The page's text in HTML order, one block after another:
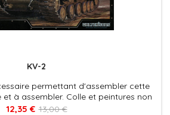
KV-2
permettant d'assembler cette
à assembler. Colle et peintures non
incluses.
12,35 € 13,00 €